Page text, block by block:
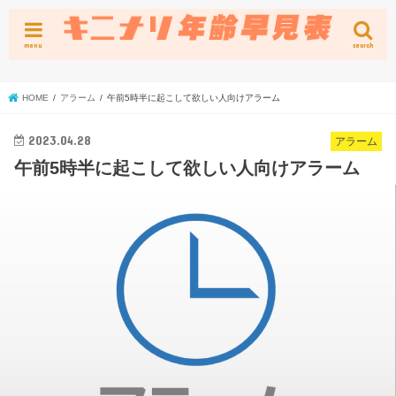
search
menu
HOME アラーム 午前5時半に起こして欲しい人向けアラーム
アラーム
2023.04.28
午前5時半に起こして欲しい人向けアラーム